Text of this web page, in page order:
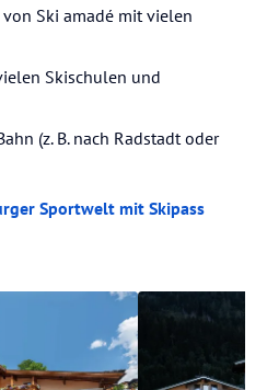
Ski amadé mit vielen
Skischulen und
(z. B. nach Radstadt oder
Sportwelt mit Skipass